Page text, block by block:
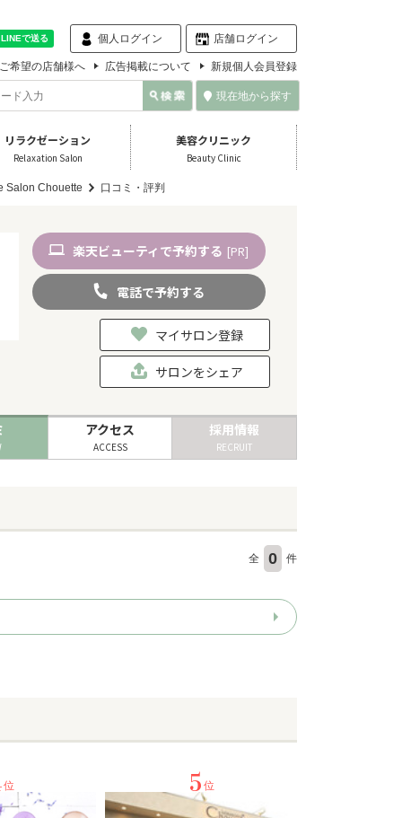
個人ログイン 店舗ログイン
希望の店舗様へ 広告掲載について 新規個人会員登録
現在地から探す
リラクゼーション
Relaxation Salon
美容クリニック
Beauty Clinic
Salon Chouette 口コミ・評判
楽天ビューティ で予約する [PR]
電話で予約する
マイサロン登録
サロンをシェア
アクセス
ACCESS
採用情報
RECRUIT
全 0 件
位 5 位